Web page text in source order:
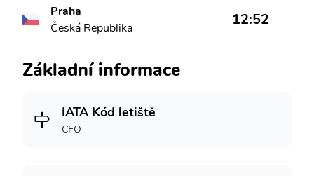
Praha
Česká Republika
12:52
Základní informace
IATA Kód letiště
CFO